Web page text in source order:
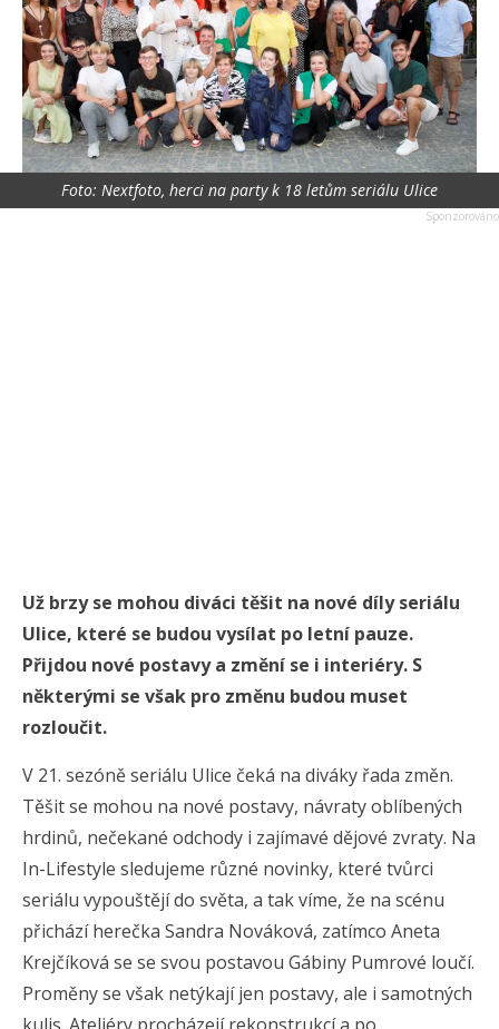
Foto: Nextfoto, herci na party k 18 letům seriálu Ulice
Už brzy se mohou diváci těšit na nové díly seriálu
Ulice, které se budou vysílat po letní pauze.
Přijdou nové postavy a změní se i interiéry. S
některými se však pro změnu budou muset
rozloučit.
V 21. sezóně seriálu Ulice čeká na diváky řada změn.
Těšit se mohou na nové postavy, návraty oblíbených
hrdinů, nečekané odchody i zajímavé dějové zvraty. Na
In-Lifestyle sledujeme různé novinky, které tvůrci
seriálu vypouštějí do světa, a tak víme, že na scénu
přichází herečka Sandra Nováková, zatímco Aneta
Krejčíková se se svou postavou Gábiny Pumrové loučí.
Proměny se však netýkají jen postavy, ale i samotných